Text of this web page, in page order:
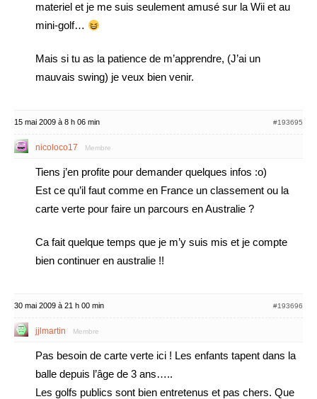
materiel et je me suis seulement amusé sur la Wii et au
mini-golf…
Mais si tu as la patience de m’apprendre, (J’ai un
mauvais swing) je veux bien venir.
15 mai 2009 à 8 h 06 min #193695
nicoloco17 Membre
Tiens j’en profite pour demander quelques infos :o)
Est ce qu’il faut comme en France un classement ou la
carte verte pour faire un parcours en Australie ?
Ca fait quelque temps que je m’y suis mis et je compte
bien continuer en australie !!
30 mai 2009 à 21 h 00 min #193696
jjlmartin Membre
Pas besoin de carte verte ici ! Les enfants tapent dans la
balle depuis l’âge de 3 ans…..
Les golfs publics sont bien entretenus et pas chers. Que